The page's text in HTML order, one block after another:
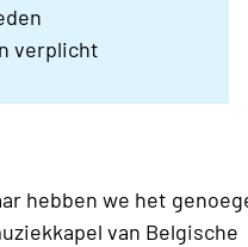
verplicht
hebben we het
van Belgische